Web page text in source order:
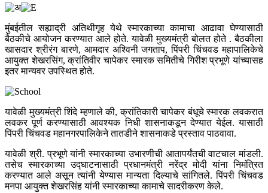
मुंबईतील सह्याद्री अतिथीगृह येथे स्मारकाच्या कामाचा आढावा घेण्यासाठी
बैठकीचे आयोजन करण्यात आले होते. यावेळी मुख्यमंत्री बोलत होते . बैठकीला
खासदार श्रीरंग बारणे, आमदार अश्विनी जगताप, पिंपरी चिंचवड महापालिकेचे
आयुक्त शेखरसिंग, क्रांतिवीर चापेकर स्मारक समितीचे गिरीश प्रभूणे यांच्यासह
इतर मान्यवर उपस्थित होते.
यावेळी मुख्यमंत्री शिंदे म्हणाले की, क्रांतिकारी चापेकर बंधूचे स्मारक लवकरात
लवकर पूर्ण करण्यासाठी आवश्यक निधी शासनाकडून देण्यात येईल. यासाठी
पिंपरी चिंचवड महानगरपालिकेने तातडीने शासनाकडे प्रस्ताव पाठवावा.
यावेळी श्री. प्रभूणे यांनी स्मारकाच्या उभारणीची आतापर्यंतची वाटचाल मांडली.
तसेच स्मारकाच्या उद्घाटनासाठी प्रधानमंत्री नरेंद्र मोदी यांना निमंत्रित
करण्यात आले असून त्यांनी येण्यास मान्यता दिल्याचे सांगितले. पिंपरी चिंचवड
मनपा आयुक्त शेखरसिंह यांनी स्मारकाच्या कामाचे सादरीकरण केले.